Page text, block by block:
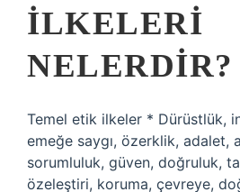
ILKELERI
NELERDIR?
Temel etik ilkeler * Dürüstlük,
emeğe saygı, özerklik, adalet,
sorumluluk, güven, doğruluk,
özeleştiri, koruma, çevreye,